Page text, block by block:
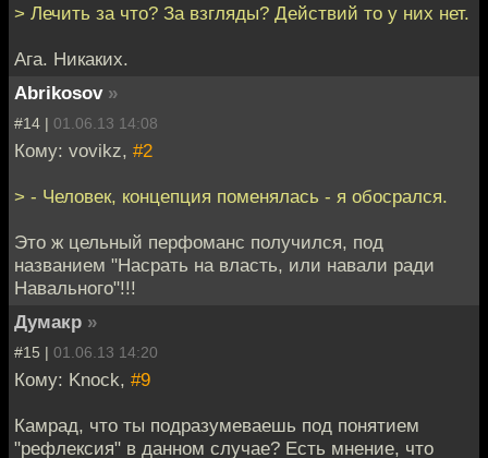
> Лечить за что? За взгляды? Действий то у них нет.
Ага. Никаких.
Abrikosov »
#14 | 01.06.13 14:08
Кому: vovikz, #2
> - Человек, концепция поменялась - я обосрался.
Это ж цельный перфоманс получился, под
названием "Насрать на власть, или навали ради
Навального"!!!
Думакр »
#15 | 01.06.13 14:20
Кому: Knock, #9
Камрад, что ты подразумеваешь под понятием
"рефлексия" в данном случае? Есть мнение, что